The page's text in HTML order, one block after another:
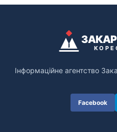
Інформаційне агентство
Facebook